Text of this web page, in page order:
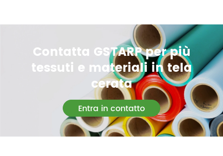
Contatta GSTARP per più
tessuti e materiali in tela
cerata
Entra in contatto